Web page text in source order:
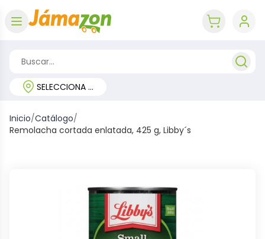
SELECCIONA TU REGIÓN
Inicio/Catálogo/
Remolacha cortada enlatada, 425 g, Libby´s